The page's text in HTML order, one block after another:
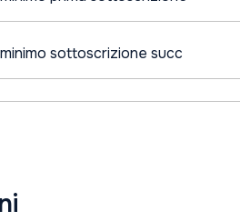
sottoscrizione succ